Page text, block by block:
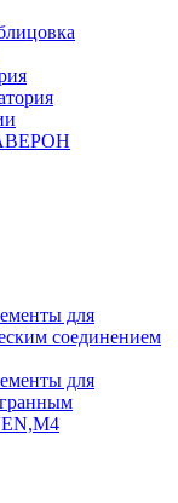
АВЕРОН
для
соединением
для